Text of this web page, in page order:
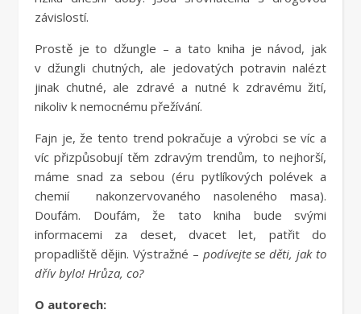
závislostí.
Prostě je to džungle – a tato kniha je návod, jak
v džungli chutných, ale jedovatých potravin nalézt
jinak chutné, ale zdravé a nutné k zdravému žití,
nikoliv k nemocnému přežívání.
Fajn je, že tento trend pokračuje a výrobci se víc a
víc přizpůsobují těm zdravým trendům, to nejhorší,
máme snad za sebou (éru pytlíkových polévek a
chemií nakonzervovaného nasoleného masa).
Doufám. Doufám, že tato kniha bude svými
informacemi za deset, dvacet let, patřit do
propadliště dějin. Výstražné – podívejte se děti, jak to
dřív bylo! Hrůza, co?
O autorech: